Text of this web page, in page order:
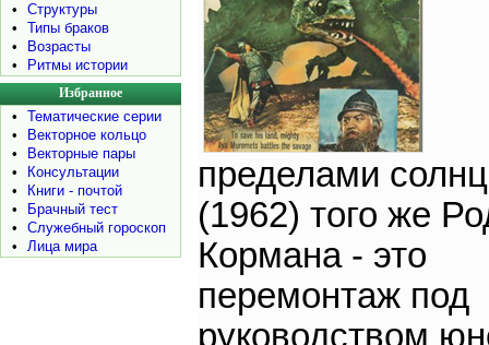
•
Структуры
•
Типы браков
•
Возрасты
•
Ритмы истории
Избранное
•
Тематические серии
•
Векторное кольцо
•
Векторные пары
•
Консультации
•
Книги - почтой
•
Брачный тест
•
Служебный гороскоп
•
Лица мира
пределами
(1962) того же
Кормана - это
перемонтаж под
руководством